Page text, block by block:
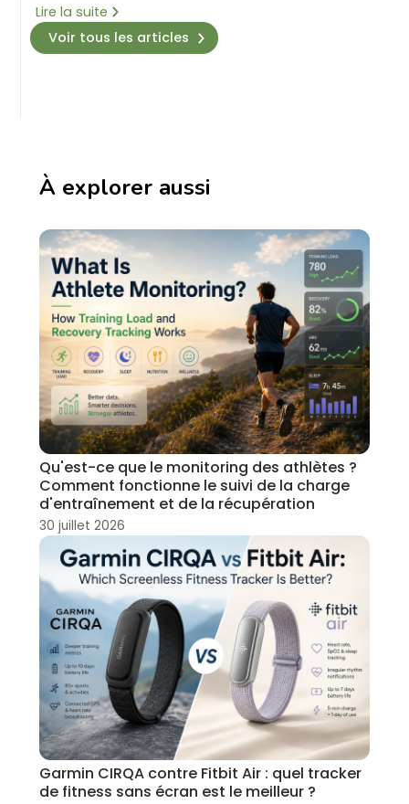
Lire la suite
Voir tous les articles
À explorer aussi
Qu'est-ce que le monitoring des athlètes ?
Comment fonctionne le suivi de la charge
d'entraînement et de la récupération
30 juillet 2026
Garmin CIRQA contre Fitbit Air : quel tracker
de fitness sans écran est le meilleur ?